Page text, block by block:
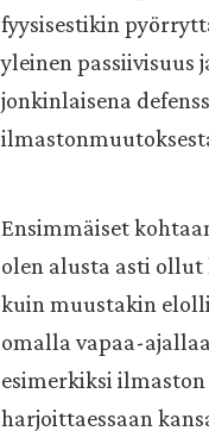
fyysisestikin
yleinen
jonkinlaisena
Ensimmäiset
olen alusta asti
kuin muustakin
omalla vapaa-
esimerkiksi
harjoittaessaan